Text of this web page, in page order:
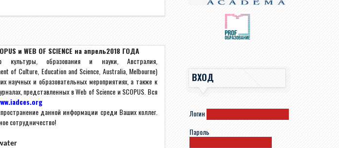
и WEB OF SCIENCE на апрель2018 ГОДА
культуры, образования и науки, Австралия,
of Culture Education and Science Australia, Melbourne)
научных и образовательных мероприятиях, а также к
представленных вWeb of Science и SCOPUS . Вся
.iadces.org
данной информации среди Ваших коллег.
сотрудничество!
ВХОД
Логин
Пароль